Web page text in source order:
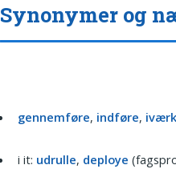
Synonymer og
gennemføre, indføre,
i it: udrulle, deploye